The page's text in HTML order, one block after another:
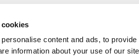
content and ads, to
information about your use of our